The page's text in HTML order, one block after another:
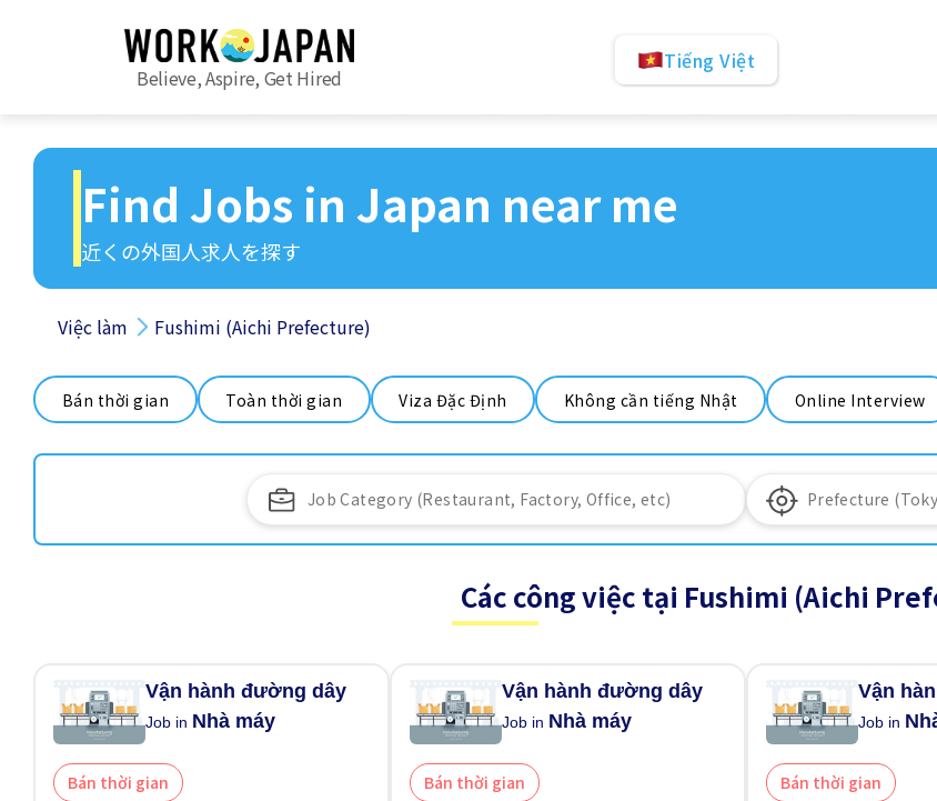
Believe, Aspire, Get Hired
Tiếng Việt
Find Jobs in Japan near me
近くの外国人求人を探す
Việc làm Fushimi (Aichi Prefecture)
Bán thời gian Toàn thời gian Viza Đặc Định Không cần tiếng Nhật Online Interview
Các công việc tại Fushimi (Aichi
Vận hành đường dây
Job in Nhà máy
Bán thời gian
Vận hành đường dây
Job in Nhà máy
Bán thời gian
Vận
Job in
Bán thời gian